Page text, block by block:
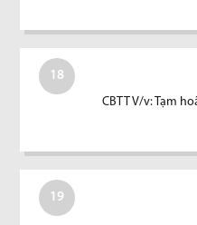
18
CBTT V/v: Tạm
19